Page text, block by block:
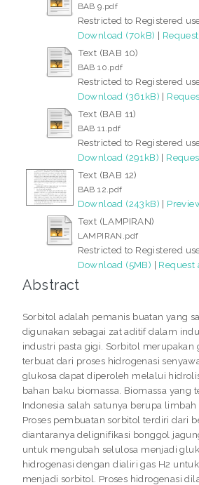
BAB 9.pdf
Restricted to Registered
Download (70kB) |
Text (BAB 10)
BAB 10.pdf
Restricted to Registered
Download (361kB) |
Text (BAB 11)
BAB 11.pdf
Restricted to Registered
Download (291kB) |
Text (BAB 12)
BAB 12.pdf
Download (243kB) |
Text (LAMPIRAN)
LAMPIRAN.pdf
Restricted to Registered
Download (5MB) | Request
Abstract
Sorbitol adalah pemanis buatan yang
digunakan sebagai zat aditif dalam
industri pasta gigi. Sorbitol merupakan
terbuat dari proses hidrogenasi
glukosa dapat diperoleh melalui
bahan baku biomassa. Biomassa yang
Indonesia salah satunya berupa limbah
Proses pembuatan sorbitol terdiri dari
diantaranya delignifikasi bonggol
untuk mengubah selulosa menjadi
hidrogenasi dengan dialiri gas H2
menjadi sorbitol. Proses hidrogenasi